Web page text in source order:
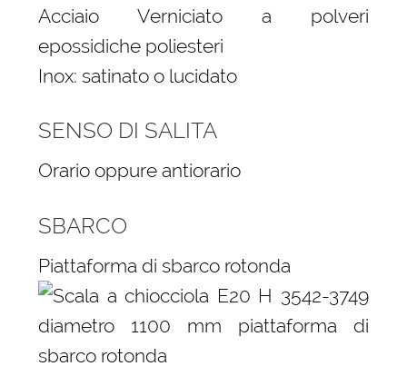
Acciaio Verniciato a polveri
epossidiche poliesteri
Inox: satinato o lucidato
SENSO DI SALITA
Orario oppure antiorario
SBARCO
Piattaforma di sbarco rotonda